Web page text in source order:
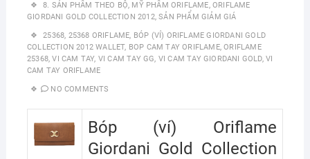
8. SẢN PHẨM THEO BỘ, MỸ PHẨM ORIFLAME, ORIFLAME
GIORDANI GOLD COLLECTION 2012,SẢN PHẨM GIẢM GIÁ
25368, 25368 ORIFLAME, BÓP (VÍ) ORIFLAME GIORDANI GOLD
COLLECTION 2012 WALLET, BOP CAM TAY ORIFLAME,ORIFLAME
25368,VI CAM TAY, VI CAM TAY GG, VI CAM TAY GIORDANI GOLD,VI
CAM TAY ORIFLAME
NO COMMENTS
Bóp (ví) Oriflame
Giordani Gold Collection